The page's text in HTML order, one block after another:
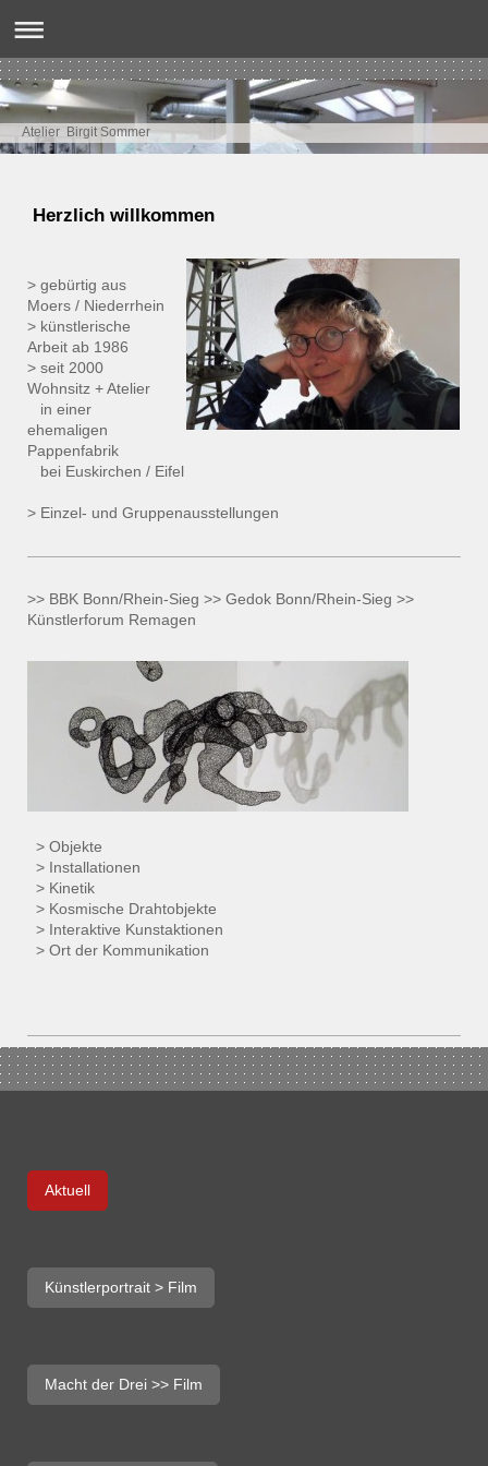
Atelier Birgit Sommer
Herzlich willkommen
> gebürtig aus
Moers / Niederrhein
> künstlerische
Arbeit ab 1986
> seit 2000
Wohnsitz + Atelier
in einer
ehemaligen
Pappenfabrik
bei Euskirchen / Eifel
> Einzel- und Gruppenausstellungen
>> BBK Bonn/Rhein-Sieg >> Gedok Bonn/Rhein-Sieg >>
Künstlerforum Remagen
> Objekte
> Installationen
> Kinetik
> Kosmische Drahtobjekte
> Interaktive Kunstaktionen
> Ort der Kommunikation
Aktuell
Künstlerportrait > Film
Macht der Drei >> Film